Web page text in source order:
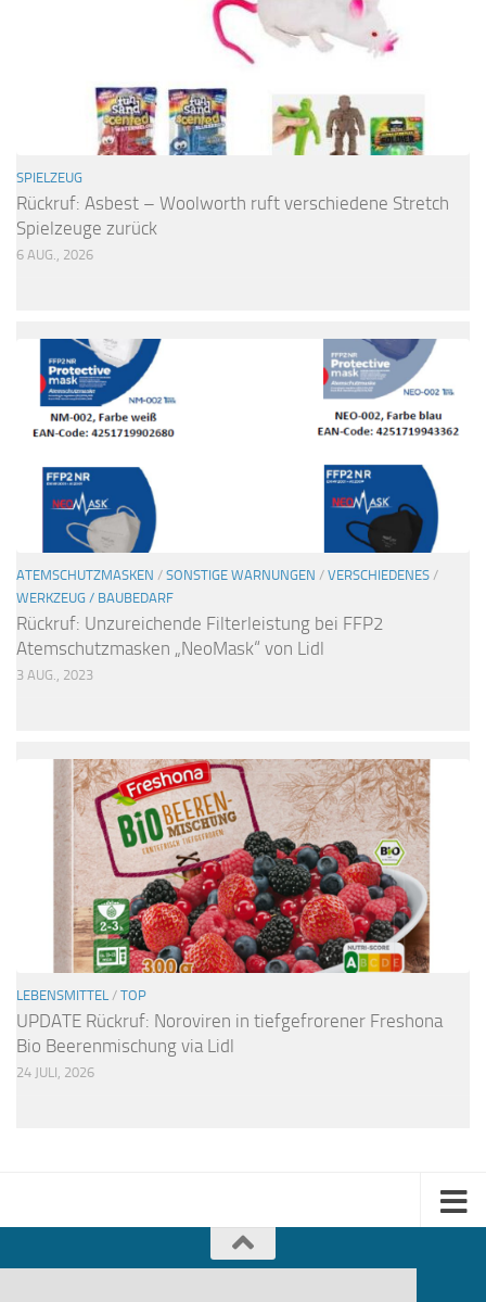
SPIELZEUG
Rückruf: Asbest – Woolworth ruft verschiedene Stretch
Spielzeuge zurück
6 AUG., 2026
ATEMSCHUTZMASKEN / SONSTIGE WARNUNGEN / VERSCHIEDENES /
WERKZEUG / BAUBEDARF
Rückruf: Unzureichende Filterleistung bei FFP2
Atemschutzmasken „NeoMask“ von Lidl
3 AUG., 2023
LEBENSMITTEL / TOP
UPDATE Rückruf: Noroviren in tiefgefrorener Freshona
Bio Beerenmischung via Lidl
24 JULI, 2026